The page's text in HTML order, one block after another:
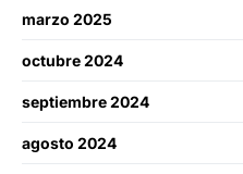
marzo 2025
octubre 2024
septiembre 2024
agosto 2024